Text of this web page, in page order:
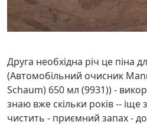
Друга необхідна річ це піна
(Автомобільний очисник
Schaum) 650 мл (9931)) -
знаю вже скільки років -- іще
чистить - приємний запах -